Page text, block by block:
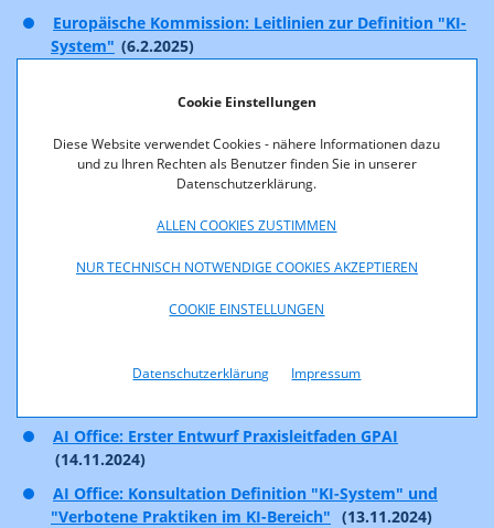
Cookie Einstellungen
Diese Website verwendet Cookies - nähere Informationen dazu
und zu Ihren Rechten als Benutzer finden Sie in unserer
Datenschutzerklärung.
ALLEN COOKIES ZUSTIMMEN
NUR TECHNISCH NOTWENDIGE COOKIES AKZEPTIEREN
COOKIE EINSTELLUNGEN
Datenschutzerklärung Impressum
Europäische Kommission: Leitlinien zur Definition "KI-
System" (6.2.2025)
AI Office: Laufende Materialiensammlung zu KI-
Kompetenz(4.2.2025)
Studie "Künstliche Intelligenz in der Cybersicherheit –
Chancen und Risiken"(23.01.2025)
Künstlicher Intelligenz"(Folien&Pressemitteilung
Rechtliche Herausforderungen
,Branchenerhebung
AI Office: Erster Entwurf Praxisleitfaden GPAI
(14.11.2024)
AI Office: Konsultation Definition "KI-System" und
"Verbotene Praktiken im KI-Bereich" (13.11.2024)